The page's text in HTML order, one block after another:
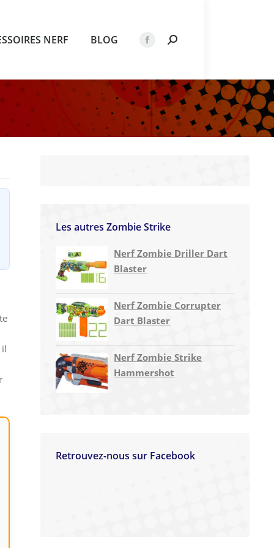
NERF BLOG
La
Facebook
s'ouvre
dans
une
Recherche
il
Les autres Zombie Strike
Nerf Zombie Driller Dart
Blaster
Nerf Zombie Corrupter
Dart Blaster
Nerf Zombie Strike
Hammershot
Retrouvez-nous sur Facebook